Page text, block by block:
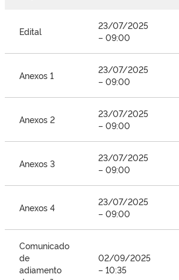
Edital
23/07/2025
– 09:00
Anexos 1
23/07/2025
– 09:00
Anexos 2
23/07/2025
– 09:00
Anexos 3
23/07/2025
– 09:00
Anexos 4
23/07/2025
– 09:00
Comunicado
de
adiamento
02/09/2025
– 10:35